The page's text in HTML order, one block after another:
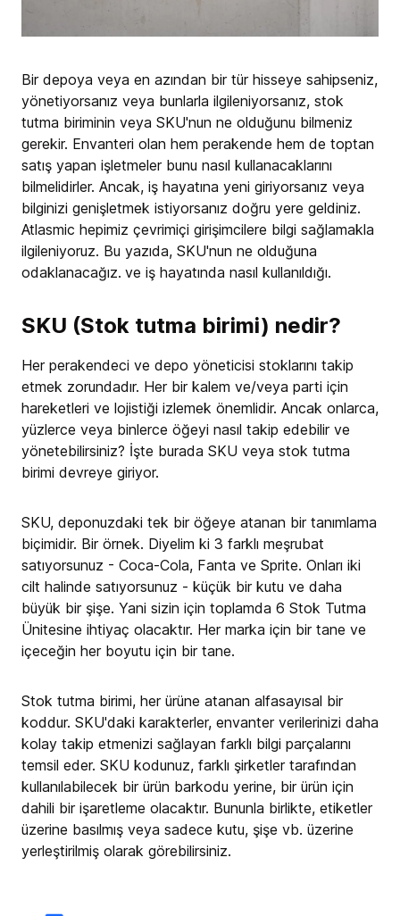
Bir depoya veya en azından bir tür hisseye sahipseniz,
yönetiyorsanız veya bunlarla ilgileniyorsanız, stok
tutma biriminin veya SKU'nun ne olduğunu bilmeniz
gerekir. Envanteri olan hem perakende hem de toptan
satış yapan işletmeler bunu nasıl kullanacaklarını
bilmelidirler. Ancak, iş hayatına yeni giriyorsanız veya
bilginizi genişletmek istiyorsanız doğru yere geldiniz.
Atlasmic hepimiz çevrimiçi girişimcilere bilgi sağlamakla
ilgileniyoruz. Bu yazıda, SKU'nun ne olduğuna
odaklanacağız. ve iş hayatında nasıl kullanıldığı.
SKU (Stok tutma birimi) nedir?
Her perakendeci ve depo yöneticisi stoklarını takip
etmek zorundadır. Her bir kalem ve/veya parti için
hareketleri ve lojistiği izlemek önemlidir. Ancak onlarca,
yüzlerce veya binlerce öğeyi nasıl takip edebilir ve
yönetebilirsiniz? İşte burada SKU veya stok tutma
birimi devreye giriyor.
SKU, deponuzdaki tek bir öğeye atanan bir tanımlama
biçimidir. Bir örnek. Diyelim ki 3 farklı meşrubat
satıyorsunuz - Coca-Cola, Fanta ve Sprite. Onları iki
cilt halinde satıyorsunuz - küçük bir kutu ve daha
büyük bir şişe. Yani sizin için toplamda 6 Stok Tutma
Ünitesine ihtiyaç olacaktır. Her marka için bir tane ve
içeceğin her boyutu için bir tane.
Stok tutma birimi, her ürüne atanan alfasayısal bir
koddur. SKU'daki karakterler, envanter verilerinizi daha
kolay takip etmenizi sağlayan farklı bilgi parçalarını
temsil eder. SKU kodunuz, farklı şirketler tarafından
kullanılabilecek bir ürün barkodu yerine, bir ürün için
dahili bir işaretleme olacaktır. Bununla birlikte, etiketler
üzerine basılmış veya sadece kutu, şişe vb. üzerine
yerleştirilmiş olarak görebilirsiniz.